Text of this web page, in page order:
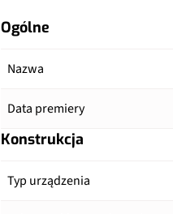
Ogólne
Nazwa
Data premiery
Konstrukcja
Typ urządzenia